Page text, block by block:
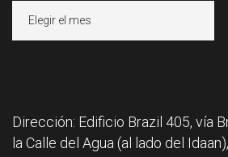
Dirección: Edificio Brazil 405, vía
la Calle del Agua (al lado del